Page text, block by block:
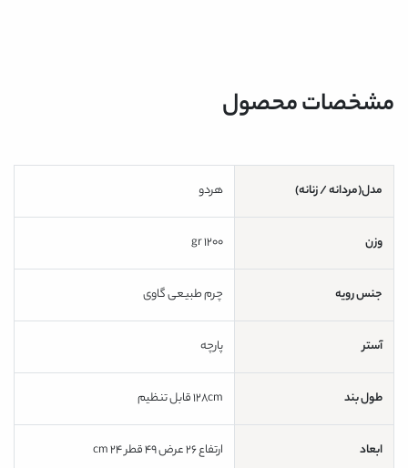
مشخصات محصول
مدل(مردانه / زنانه) هردو
وزن 1200 gr
جنس رویه چرم طبیعی گاوی
آستر پارچه
طول بند 128cm قابل تنظیم
ابعاد ارتفاع 26 عرض 49 قطر 24 cm